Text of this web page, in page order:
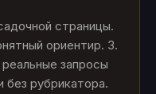
страницы.
ориентир. 3.
запросы
без рубрикатора.